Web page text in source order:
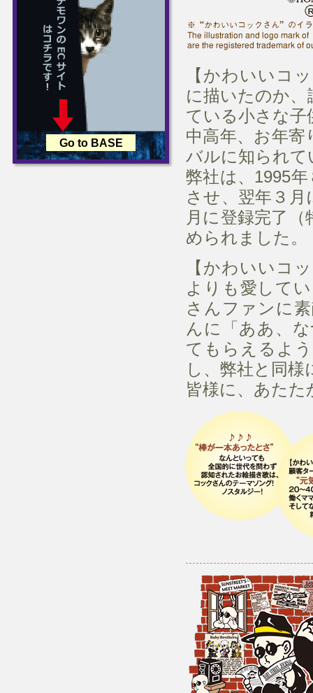
Go to BASE
【かわいいコ
に描いたのか
ている小さな子
中高年、お年寄
バルに知られて
弊社は、1995
させ、翌年３
月に登録完了
められました。
【かわいいコ
よりも愛して
さんファンに
んに「ああ、
てもらえるよ
し、弊社と同
皆様に、あた